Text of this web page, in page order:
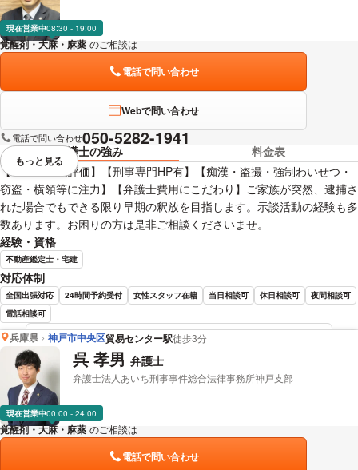
現在営業中08:30 - 19:00
覚醒剤・大麻・麻薬 のご相談は
電話で問い合わせ
Webで問い合わせ
電話で問い合わせ050-5282-1941
弁護士の強み
料金表
【☆口コミ高評価】【刑事専門HP有】【痴漢・盗撮・強制わいせつ・
窃盗・横領等に注力】【弁護士費用にこだわり】ご家族が突然、逮捕さ
れた場合でもできる限り早期の釈放を目指します。示談活動の経験も多
数あります。お困りの方は是非ご相談くださいませ。
経験・資格
不動産鑑定士・宅建
対応体制
全国出張対応 24時間予約受付 女性スタッフ在籍 当日相談可 休日相談可
夜間相談可
電話相談可
金﨑 正行 弁護士の詳細情報を見る
視覚的に省略されている要素を
もっと見る
兵庫県 神戸市中央区貿易センター駅徒歩3分
呉 孝男 弁護士
弁護士法人あいち刑事事件総合法律事務所神戸支部
現在営業中00:00 - 24:00
覚醒剤・大麻・麻薬 のご相談は
電話で問い合わせ